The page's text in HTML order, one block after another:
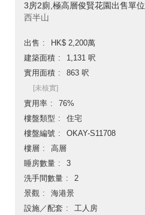
3房2廁,極高層俊賢花園出售單位
西半山
出售
HK$ 2,200萬
建築面積
1,131 呎
實用面積
863 呎
[未核實]
實用率
76%
樓盤類型
住宅
樓盤編號
OKAY-S11708
樓層
高層
睡房數量
3
洗手間數量
2
景觀
海港景
設施／配套
工人房